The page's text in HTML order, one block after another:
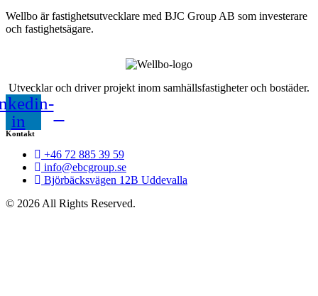
Wellbo är fastighetsutvecklare med BJC Group AB som investerare
och fastighetsägare.
Utvecklar och driver projekt inom samhällsfastigheter och bostäder.
in
Kontakt
+46 72 885 39 59
info@ebcgroup.se
Björbäcksvägen 12B Uddevalla
© 2026 All Rights Reserved.